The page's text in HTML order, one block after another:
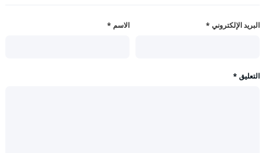
الاسم * البريد الإلكتروني *
التعليق *